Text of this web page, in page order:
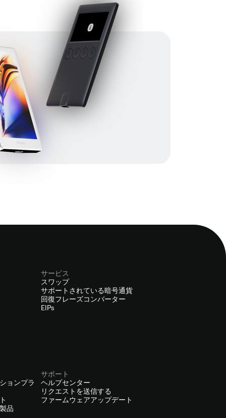
サービス
スワップ
サポートされている暗号通貨
回復フレーズコンバーター
EIPs
ョンプラ
品
サポート
ヘルプセンター
リクエストを送信する
ファームウェアアップデート